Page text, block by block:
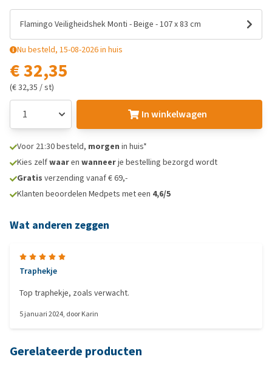
Flamingo Veiligheidshek Monti - Beige - 107 x 83 cm
Nu besteld, 15-08-2026 in huis
€ 32,35
(€ 32,35 / st)
In winkelwagen
Voor 21:30 besteld, morgen in huis*
Kies zelfwaaren wanneerje bestelling bezorgd wordt
Gratis verzending vanaf € 69,-
Klanten beoordelen Medpets met een 4,6/5
Wat anderen zeggen
Traphekje
Top traphekje, zoals verwacht.
5 januari 2024, doorKarin
Gerelateerde producten